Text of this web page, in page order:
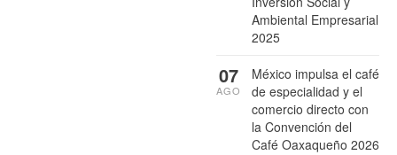
Ambiental Empresarial
2025
México impulsa el café
de especialidad y el
comercio directo con
la Convención del
Café Oaxaqueño 2026
07
AGO